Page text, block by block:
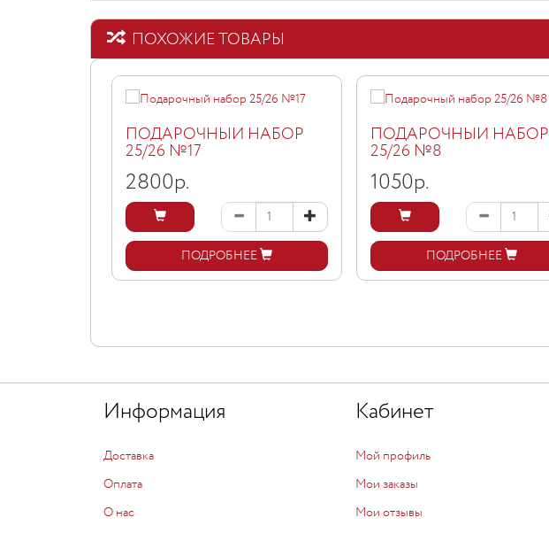
ПОХОЖИЕ ТОВАРЫ
ПОДАРОЧНЫЙ НАБОР
25/26 №17
2800р.
ПОДРОБНЕЕ
ПОДАРОЧНЫЙ НАБОР
25/26 №8
1050р.
ПОДРОБНЕЕ
Информация
Доставка
Оплата
О нас
Кабинет
Мой профиль
Мои заказы
Мои отзывы